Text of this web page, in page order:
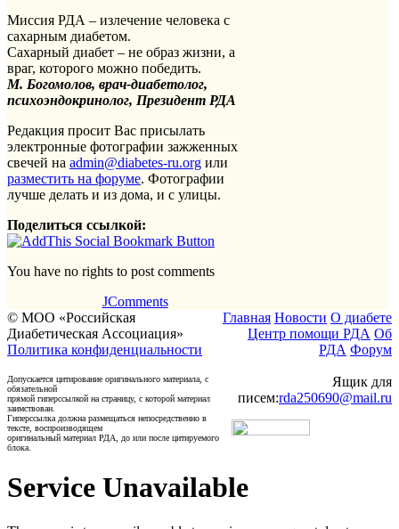
Миссия РДА – излечение человека с
сахарным диабетом.
Сахарный диабет – не образ жизни, а
враг, которого можно победить.
М. Богомолов, врач-диабетолог,
психоэндокринолог, Президент РДА
Редакция просит Вас присылать
электронные фотографии зажженных
свечей на admin@diabetes-ru.org или
разместить на форуме. Фотографии
лучше делать и из дома, и с улицы.
Поделиться ссылкой:
You have no rights to post comments
JComments
© МОО «Российская
Диабетическая Ассоциация»
Политика конфиденциальности
Допускается цитирование оригинального материала, с
обязательной
прямой гиперссылкой на страницу, с которой материал
заимствован.
Гиперссылка должна размещаться непосредственно в
тексте, воспроизводящем
оригинальный материал РДА, до или после цитируемого
блока.
Главная Новости О диабете
Центр помощи РДА Об
РДА Форум
Ящик для
писем:rda250690@mail.ru
Service Unavailable